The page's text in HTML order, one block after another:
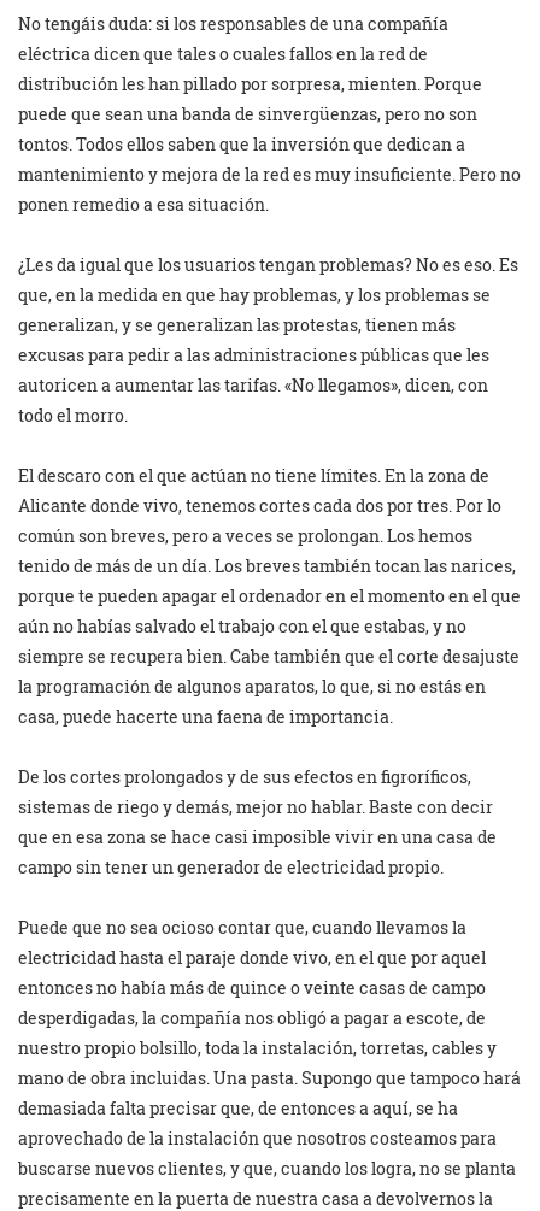
No tengáis duda: si los responsables de una compañía
eléctrica dicen que tales o cuales fallos en la red de
distribución les han pillado por sorpresa, mienten. Porque
puede que sean una banda de sinvergüenzas, pero no son
tontos. Todos ellos saben que la inversión que dedican a
mantenimiento y mejora de la red es muy insuficiente. Pero no
ponen remedio a esa situación.
¿Les da igual que los usuarios tengan problemas? No es eso. Es
que, en la medida en que hay problemas, y los problemas se
generalizan, y se generalizan las protestas, tienen más
excusas para pedir a las administraciones públicas que les
autoricen a aumentar las tarifas. «No llegamos», dicen, con
todo el morro.
El descaro con el que actúan no tiene límites. En la zona de
Alicante donde vivo, tenemos cortes cada dos por tres. Por lo
común son breves, pero a veces se prolongan. Los hemos
tenido de más de un día. Los breves también tocan las narices,
porque te pueden apagar el ordenador en el momento en el que
aún no habías salvado el trabajo con el que estabas, y no
siempre se recupera bien. Cabe también que el corte desajuste
la programación de algunos aparatos, lo que, si no estás en
casa, puede hacerte una faena de importancia.
De los cortes prolongados y de sus efectos en figroríficos,
sistemas de riego y demás, mejor no hablar. Baste con decir
que en esa zona se hace casi imposible vivir en una casa de
campo sin tener un generador de electricidad propio.
Puede que no sea ocioso contar que, cuando llevamos la
electricidad hasta el paraje donde vivo, en el que por aquel
entonces no había más de quince o veinte casas de campo
desperdigadas, la compañía nos obligó a pagar a escote, de
nuestro propio bolsillo, toda la instalación, torretas, cables y
mano de obra incluidas. Una pasta. Supongo que tampoco hará
demasiada falta precisar que, de entonces a aquí, se ha
aprovechado de la instalación que nosotros costeamos para
buscarse nuevos clientes, y que, cuando los logra, no se planta
precisamente en la puerta de nuestra casa a devolvernos la